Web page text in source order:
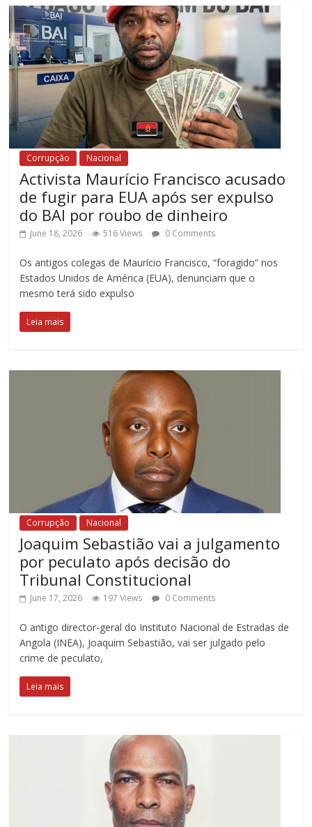
Corrupção Nacional
Activista Maurício Francisco acusado
de fugir para EUA após ser expulso
do BAI por roubo de dinheiro
June 18, 2026 516 Views 0 Comments
Os antigos colegas de Maurício Francisco, “foragido” nos
Estados Unidos de América (EUA), denunciam que o
mesmo terá sido expulso
Leia mais
Corrupção Nacional
Joaquim Sebastião vai a julgamento
por peculato após decisão do
Tribunal Constitucional
June 17, 2026 197 Views 0 Comments
O antigo director-geral do Instituto Nacional de Estradas de
Angola (INEA), Joaquim Sebastião, vai ser julgado pelo
crime de peculato,
Leia mais